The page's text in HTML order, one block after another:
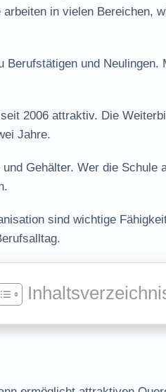
in vielen Bereichen,
Berufstätigen und
2006 attraktiv. Die
Jahre.
Gehälter. Wer die Schule
sind wichtige